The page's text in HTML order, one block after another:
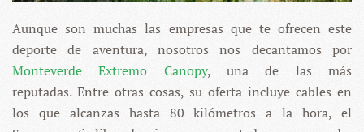
Aunque son muchas las empresas que te ofrecen este
deporte de aventura, nosotros nos decantamos por
Monteverde Extremo Canopy, una de las más
reputadas. Entre otras cosas, su oferta incluye cables en
los que alcanzas hasta 80 kilómetros a la hora, el